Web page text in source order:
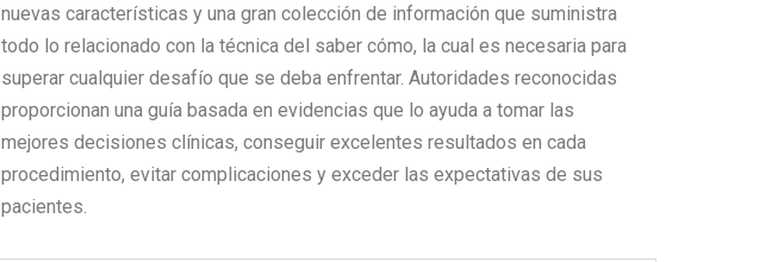
nuevas características y una gran colección de información que suministra
todo lo relacionado con la técnica del saber cómo, la cual es necesaria para
superar cualquier desafío que se deba enfrentar. Autoridades reconocidas
proporcionan una guía basada en evidencias que lo ayuda a tomar las
mejores decisiones clínicas, conseguir excelentes resultados en cada
procedimiento, evitar complicaciones y exceder las expectativas de sus
pacientes.